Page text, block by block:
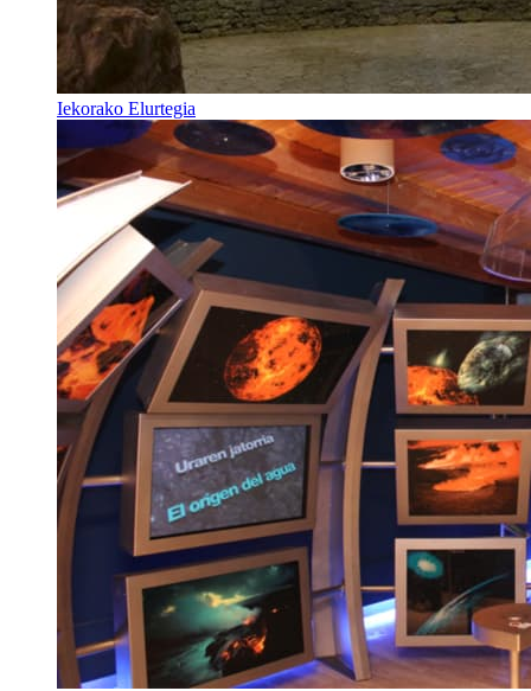
Iekorako Elurtegia